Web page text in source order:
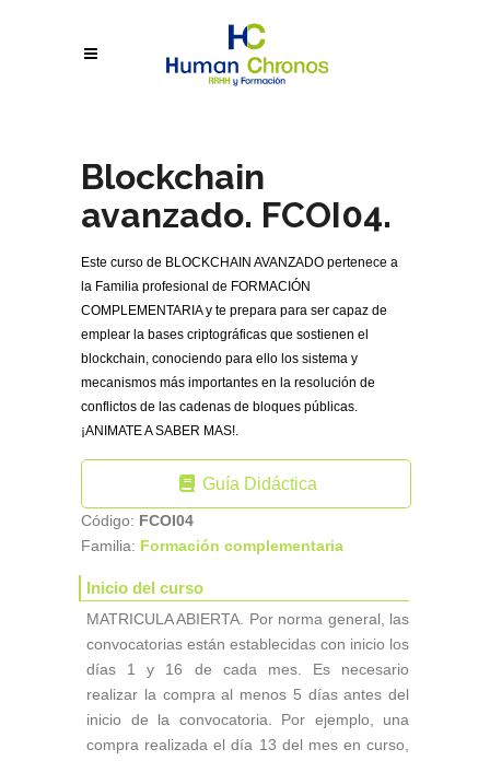
Blockchain
avanzado. FCOI04.
Este curso de BLOCKCHAIN AVANZADO pertenece a
la Familia profesional de FORMACIÓN
COMPLEMENTARIA y te prepara para ser capaz de
emplear la bases criptográficas que sostienen el
blockchain, conociendo para ello los sistema y
mecanismos más importantes en la resolución de
conflictos de las cadenas de bloques públicas.
¡ANIMATE A SABER MAS!.
Guía Didáctica
Código: FCOI04
Familia: Formación complementaria
Inicio del curso
MATRICULA ABIERTA. Por norma general, las
convocatorias están establecidas con inicio los
días 1 y 16 de cada mes. Es necesario
realizar la compra al menos 5 días antes del
inicio de la convocatoria. Por ejemplo, una
compra realizada el día 13 del mes en curso,